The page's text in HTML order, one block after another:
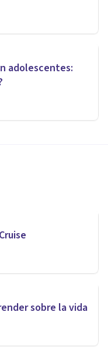
adolescentes:
sobre la vida